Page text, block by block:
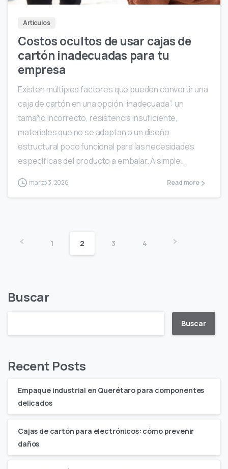
Artículos
Costos ocultos de usar cajas de
cartón inadecuadas para tu
empresa
Existen múltiples factores que pueden convertir una
caja de cartón en una opción “inadecuada”: un
tamaño incorrecto, resistencia insuficiente,
materiales que no se adaptan o un diseño
estructural poco funcional para las necesidades
específicas del producto a embalar. A simple...
marzo 3, 2026 Read more
1 2 3 4
Buscar
Buscar
Recent Posts
Empaque industrial en Querétaro para componentes
delicados
Cajas de cartón para electrónicos: cómo prevenir
daños